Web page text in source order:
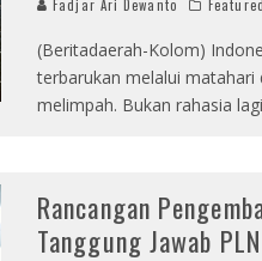
Fadjar Ari Dewanto Featured
(Beritadaerah-Kolom)
terbarukan melalui matahari
melimpah. Bukan rahasia
Rancangan
Tanggung Jawab PLN